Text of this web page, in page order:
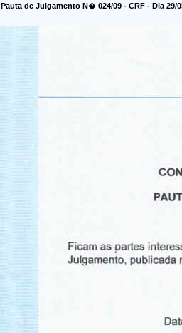
Pauta de Julgamento N� 024/09 - CRF - Dia 29/